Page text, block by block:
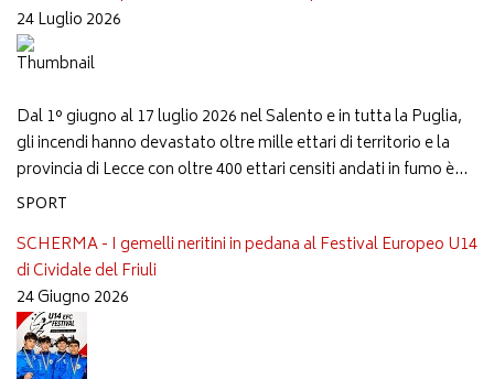
24 Luglio 2026
Dal 1° giugno al 17 luglio 2026 nel Salento e in tutta la Puglia,
gli incendi hanno devastato oltre mille ettari di territorio e la
provincia di Lecce con oltre 400 ettari censiti andati in fumo è...
SPORT
SCHERMA - I gemelli neritini in pedana al Festival Europeo U14
di Cividale del Friuli
24 Giugno 2026